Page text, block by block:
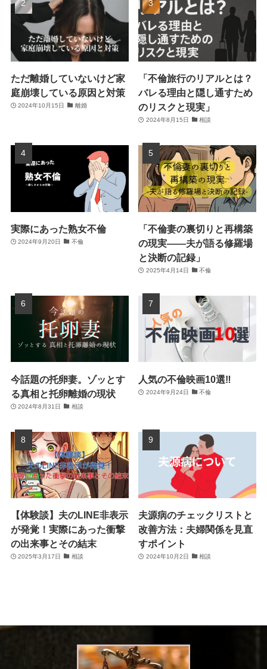
ただ離婚していないけど家
庭崩壊している原因と対策
2024年10月15日 離婚
「不倫旅行のリアルとは？
バレる理由と隠し通すため
のリスクと現実」
2024年8月15日 相談
実際にあった熟女不倫
2024年9月20日 不倫
「不倫妻の裏切りと再構築
の現実――夫が語る修羅場
と決断の記録」
2025年4月14日 不倫
今話題の托卵妻。ゾッとす
る真相と托卵離婚の現状
2024年8月31日 相談
人気の不倫映画10選‼
2024年9月24日 不倫
【体験談】夫のLINE非表示
が発覚！実際にあった衝撃
の出来事とその結末
2025年3月17日 相談
夫源病のチェックリストと
改善方法：夫婦関係を見直
すポイント
2024年10月2日 相談